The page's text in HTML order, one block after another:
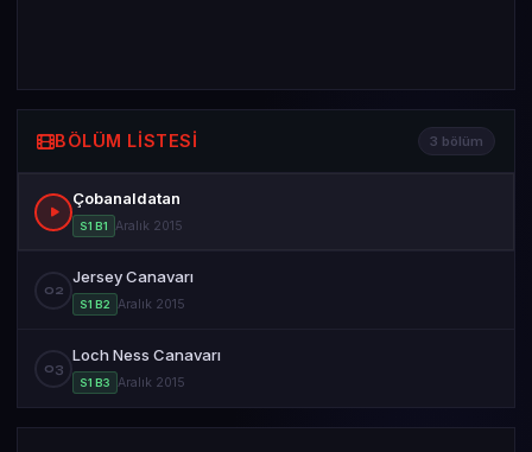
BÖLÜM LISTESI 3 bölüm
Çobanaldatan
S1 B1 Aralık 2015
02
Jersey Canavarı
S1 B2 Aralık 2015
03
Loch Ness Canavarı
S1 B3 Aralık 2015